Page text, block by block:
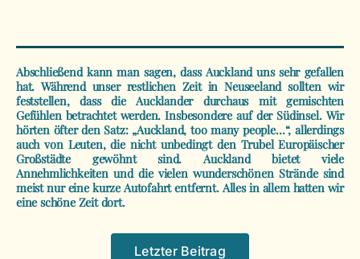
Abschließend kann man sagen, dass Auckland uns sehr gefallen
hat. Während unser restlichen Zeit in Neuseeland sollten wir
feststellen, dass die Aucklander durchaus mit gemischten
Gefühlen betrachtet werden. Insbesondere auf der Südinsel. Wir
hörten öfter den Satz: „Auckland, too many people…“, allerdings
auch von Leuten, die nicht unbedingt den Trubel Europäischer
Großstädte gewöhnt sind. Auckland bietet viele
Annehmlichkeiten und die vielen wunderschönen Strände sind
meist nur eine kurze Autofahrt entfernt. Alles in allem hatten wir
eine schöne Zeit dort.
Letzter Beitrag